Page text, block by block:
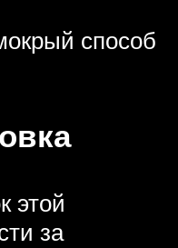
способ
этой
за